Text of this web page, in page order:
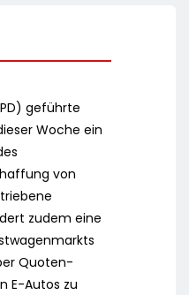
geführte
Woche ein
von
zudem eine
Quoten-
E-Autos zu